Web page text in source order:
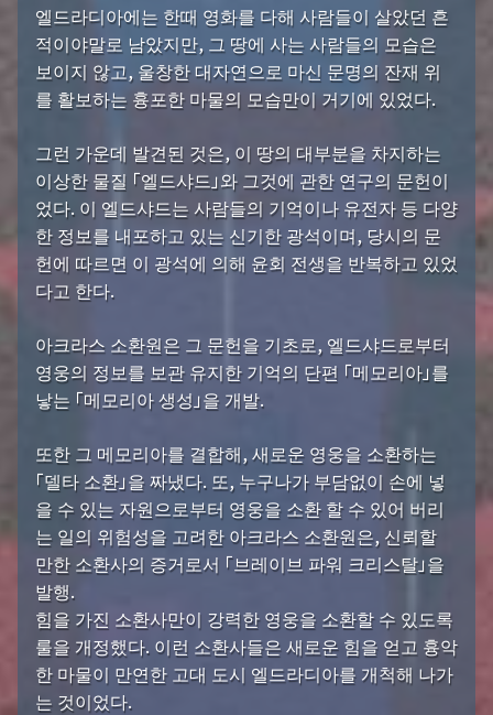
엘드라디아에는 한때 영화를 다해 사람들이 살았던 흔
적이야말로 남았지만, 그 땅에 사는 사람들의 모습은
보이지 않고, 울창한 대자연으로 마신 문명의 잔재 위
를 활보하는 흉포한 마물의 모습만이 거기에 있었다.
그런 가운데 발견된 것은, 이 땅의 대부분을 차지하는
이상한 물질 「엘드샤드」와 그것에 관한 연구의 문헌이
었다. 이 엘드샤드는 사람들의 기억이나 유전자 등 다양
한 정보를 내포하고 있는 신기한 광석이며, 당시의 문
헌에 따르면 이 광석에 의해 윤회 전생을 반복하고 있었
다고 한다.
아크라스 소환원은 그 문헌을 기초로, 엘드샤드로부터
영웅의 정보를 보관 유지한 기억의 단편 「메모리아」를
낳는 「메모리아 생성」을 개발.
또한 그 메모리아를 결합해, 새로운 영웅을 소환하는
「델타 소환」을 짜냈다. 또, 누구나가 부담없이 손에 넣
을 수 있는 자원으로부터 영웅을 소환 할 수 있어 버리
는 일의 위험성을 고려한 아크라스 소환원은, 신뢰할
만한 소환사의 증거로서 「브레이브 파워 크리스탈」을
발행.
힘을 가진 소환사만이 강력한 영웅을 소환할 수 있도록
룰을 개정했다. 이런 소환사들은 새로운 힘을 얻고 흉악
한 마물이 만연한 고대 도시 엘드라디아를 개척해 나가
는 것이었다.